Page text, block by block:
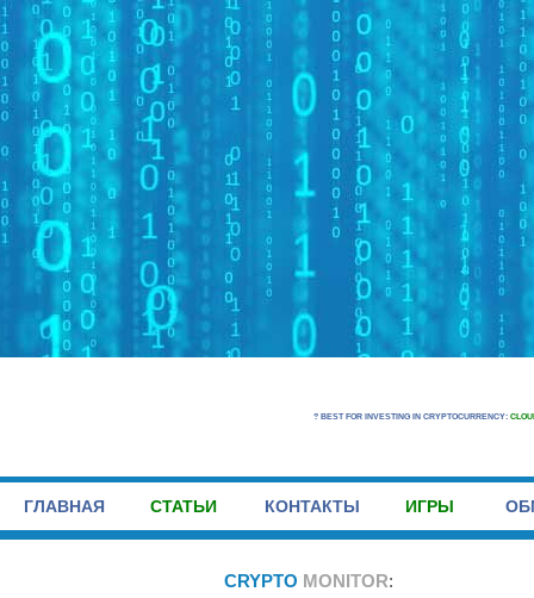
? BEST FOR INVESTING IN CRYPTOCURRENCY:
ГЛАВНАЯ СТАТЬИ КОНТАКТЫ ИГРЫ
CRYPTO MONITOR: